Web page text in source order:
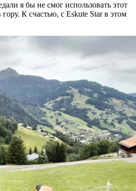
я бы не смог использовать этот
К счастью, с Eskute Star в этом